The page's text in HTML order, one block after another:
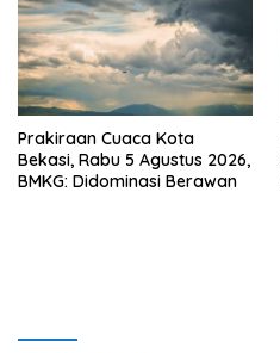
Prakiraan Cuaca Kota
Bekasi, Rabu 5 Agustus 2026,
BMKG: Didominasi Berawan